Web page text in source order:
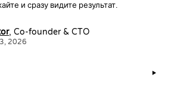
и сразу видите результат.
, Co-founder & CTO
2026
▶